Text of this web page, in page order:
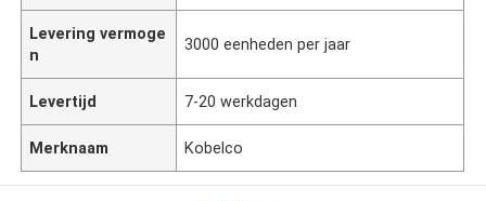
Levering vermoge
n
3000 eenheden per jaar
Levertijd 7-20 werkdagen
Merknaam Kobelco